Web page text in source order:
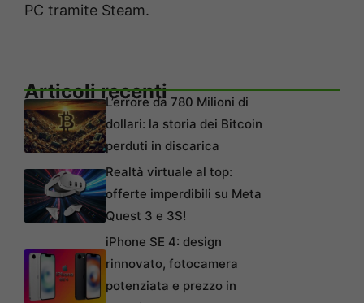
PC tramite Steam.
Articoli recentiL’errore da 780 Milioni di
dollari: la storia dei Bitcoin
perduti in discarica
Realtà virtuale al top:
offerte imperdibili su Meta
Quest 3 e 3S!
iPhone SE 4: design
rinnovato, fotocamera
potenziata e prezzo in